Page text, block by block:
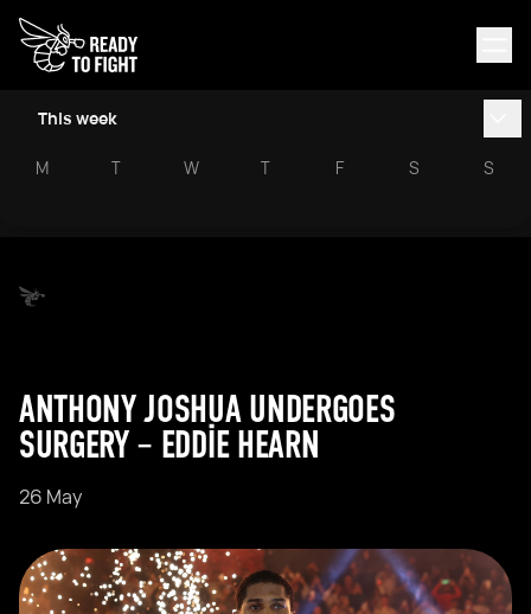
This week
M T W T F S S
ANTHONY JOSHUA UNDERGOES
SURGERY – EDDIE HEARN
26 May